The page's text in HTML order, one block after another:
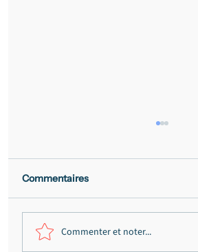
Commentaires
Commenter et noter...